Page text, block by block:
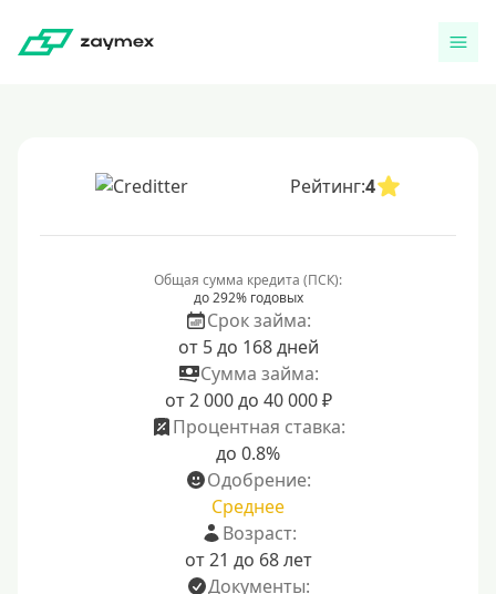
Рейтинг:4
Общая сумма кредита (ПСК):
до 292% годовых
Срок займа:
от 5 до 168 дней
Сумма займа:
от 2 000 до 40 000 ₽
Процентная ставка:
до 0.8%
Одобрение:
Среднее
Возраст:
от 21 до 68 лет
Документы: